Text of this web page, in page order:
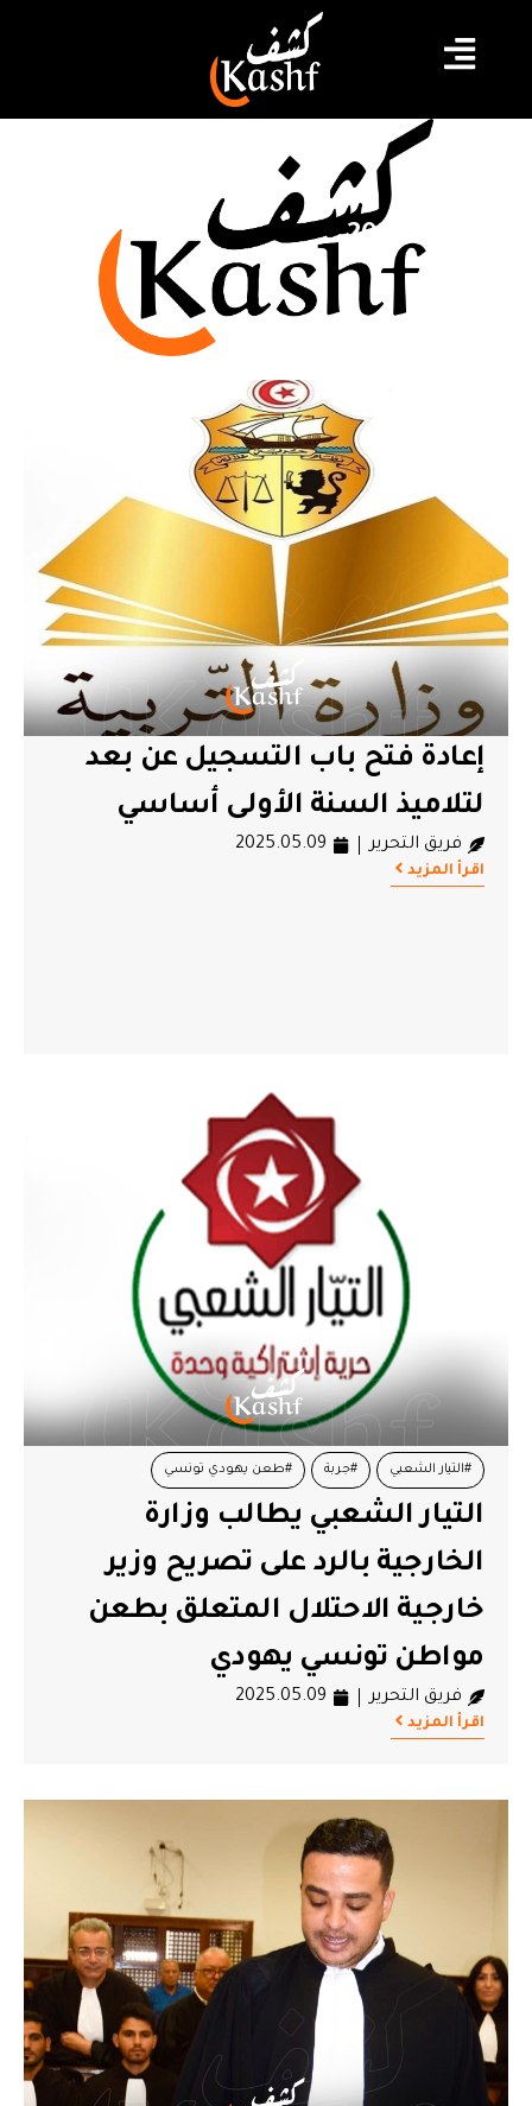
إعادة فتح باب التسجيل عن بعد
لتلاميذ السنة الأولى أساسي
فريق التحرير 2025.05.09
اقرأ المزيد
#التيار الشعبي #جربة #طعن يهودي تونسي
#وزارة الخراجية #وزير خارجية الكيان
التيار الشعبي يطالب وزارة
الخارجية بالرد على تصريح وزير
خارجية الاحتلال المتعلق بطعن
مواطن تونسي يهودي
فريق التحرير 2025.05.09
اقرأ المزيد